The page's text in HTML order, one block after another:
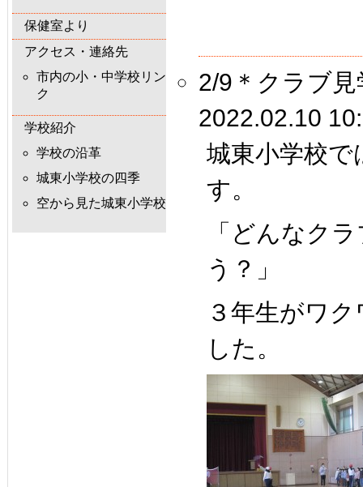
保健室より
アクセス・連絡先
市内の小・中学校リン
ク
学校紹介
学校の沿革
城東小学校の四季
空から見た城東小学校
2/9＊クラブ見
2022.02.10
城東小学校
す。
「どんなク
う？」
３年生がワ
した。